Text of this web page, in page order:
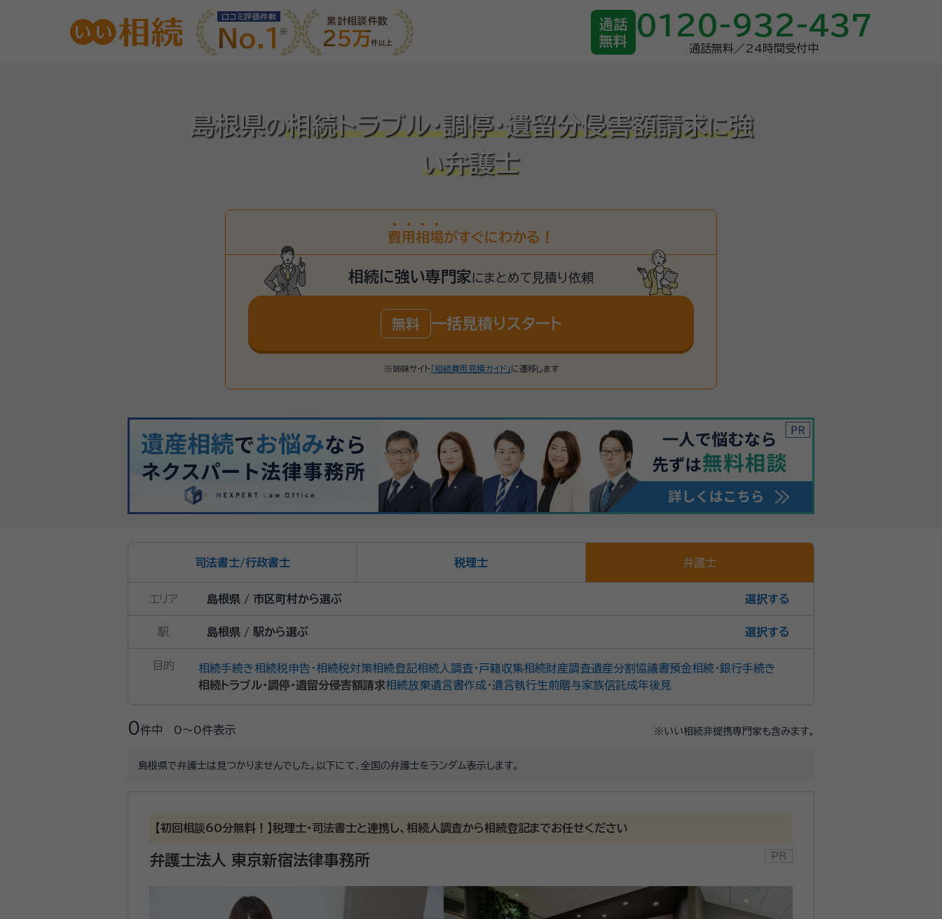
口コミ評価件数
No.1
累計相談件数
25万件以上
通話
無料
0120-932-437
通話無料／24時間受付中
島根県の相続トラブル・調停・遺留分侵害額請求に強
い弁護士
費用 相 場がすぐにわかる！
相続に強い専門家にまとめて見積り依頼
無料 一括見積りスタート
※姉妹サイト「相続費用見積ガイド」 に遷移します
司法書士/行政書士 税理士 弁護士
エリア 島根県 / 市区町村から選ぶ 選択
駅 島根県 / 駅から選ぶ 選択
目的 相続手続き相続税申告・相続税対策相続登記相続人調査・戸籍収集相続財産調査遺産分割協議書預金相続・銀行手続き
相続トラブル・調停・遺留分侵害額請求相続放棄遺言書作成・遺言執行生前贈与家族信託成年後見
0件中 0〜0件表示 ※いい相続非提携専門家も含みます。
島根県で弁護士は見つかりませんでした。以下にて、全国の弁護士をランダム表示します。
【初回相談60分無料！】税理士・司法書士と連携し、相続人調査から相続登記までお任せください
弁護士法人 東京新宿法律事務所